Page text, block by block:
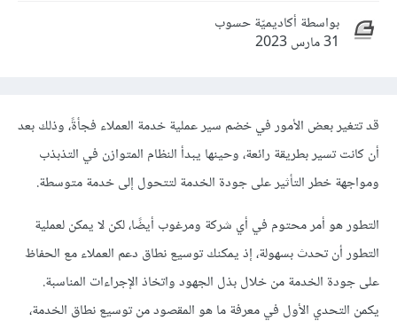
بواسطة أكاديميّة حسوب
31 مارس 2023
قد تتغير بعض الأمور في خضم سير عمليةخدمة العملاء فجأةً، وذلك بعد
أن كانت تسير بطريقة رائعة، وحينها يبدأ النظام المتوازن في التذبذب
ومواجهة خطر التأثير على جودة الخدمة لتتحول إلى خدمة متوسطة.
التطور هو أمر محتوم في أي شركة ومرغوب أيضًا، لكن لا يمكن لعملية
التطور أن تحدث بسهولة، إذ يمكنك توسيع نطاق دعم العملاءمع الحفاظ
على جودة الخدمة من خلال بذل الجهود واتخاذ الإجراءات المناسبة.
يكمن التحدي الأول في معرفة ما هو المقصود من توسيع نطاق الخدمة،